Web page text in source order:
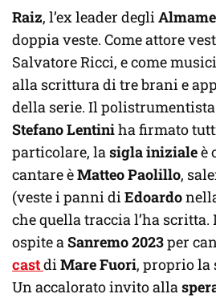
Raiz, l’ex leader degli
doppia veste. Come attore
Salvatore Ricci, e come
alla scrittura di tre brani e
della serie. Il
Stefano Lentiniha firmato
particolare, lasigla inizialeè
cantare èMatteo Paolillo,
(veste i panni diEdoardo
che quella traccia l’ha scritta.
ospite aSanremo 2023per
castdiMare Fuori, proprio la
Un accalorato invito alla